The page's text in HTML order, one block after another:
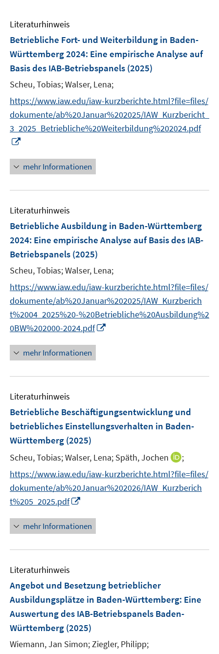
Literaturhinweis
Betriebliche Fort- und Weiterbildung in Baden-
Württemberg 2024: Eine empirische Analyse auf
Basis des IAB-Betriebspanels (2025)
Scheu, Tobias;Walser, Lena;
https://www.iaw.edu/iaw-kurzberichte.html?file=files/
dokumente/ab%20Januar%202025/IAW_Kurzbericht_
3_2025_Betriebliche%20Weiterbildung%202024.pdf
n
e
u
m
F
n
s
t
r
ö
f
f
e
n
mehr Informationen
Literaturhinweis
Betriebliche Ausbildung in Baden-Württemberg
2024: Eine empirische Analyse auf Basis des IAB-
Betriebspanels (2025)
Scheu, Tobias;Walser, Lena;
https://www.iaw.edu/iaw-kurzberichte.html?file=files/
dokumente/ab%20Januar%202025/IAW_Kurzberich
t%2004_2025%20-%20Betriebliche%20Ausbildung%2
0BW%202000-2024.pdf
u
F
n
t
r
ö
n
mehr Informationen
Literaturhinweis
Betriebliche Beschäftigungsentwicklung und
betriebliches Einstellungsverhalten in Baden-
Württemberg (2025)
Scheu, Tobias;Walser, Lena; Späth, Jochen
I
n
e
e
e
;
https://www.iaw.edu/iaw-kurzberichte.html?file=files/
dokumente/ab%20Januar%202026/IAW_Kurzberich
t%205_2025.pdf
n
e
u
F
n
s
t
e
mehr Informationen
Literaturhinweis
Angebot und Besetzung betrieblicher
Ausbildungsplätze in Baden-Württemberg: Eine
Auswertung des IAB-Betriebspanels Baden-
Württemberg (2025)
Wiemann, Jan Simon;Ziegler, Philipp;